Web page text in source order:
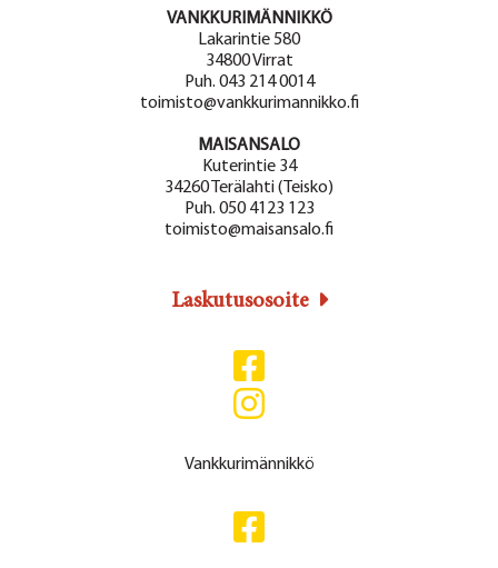
VANKKURIMÄNNIKKÖ
Lakarintie 580
34800 Virrat
Puh. 043 214 0014
toimisto@vankkurimannikko.fi
MAISANSALO
Kuterintie 34
34260 Terälahti (Teisko)
Puh. 050 4123 123
toimisto@maisansalo.fi
Laskutusosoite
Vankkurimännikkö